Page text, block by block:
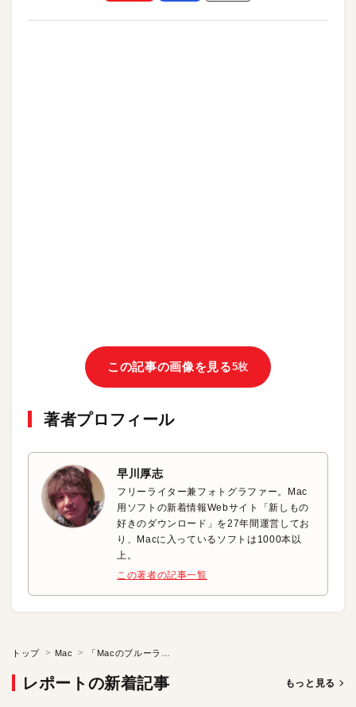
この記事の画像を見る5枚
著者プロフィール
早川厚志
フリーライター兼フォトグラファー。Mac
用ソフトの新着情報Webサイト「新しもの
好きのダウンロード」を27年間運営してお
り、Macに入っているソフトは1000本以
上。
この著者の記事一覧
トップ Mac
レポートの新着記事 もっと見る